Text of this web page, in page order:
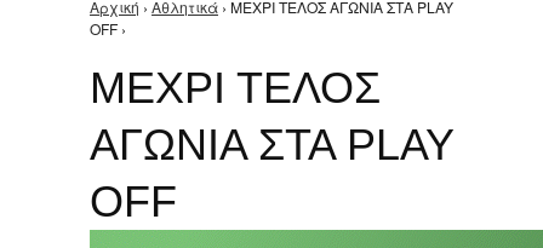
Είστε εδώ
Αρχική › Αθλητικά › ΜΕΧΡΙ ΤΕΛΟΣ ΑΓΩΝΙΑ ΣΤΑ PLAY
OFF ›
ΜΕΧΡΙ ΤΕΛΟΣ
ΑΓΩΝΙΑ ΣΤΑ PLAY
OFF